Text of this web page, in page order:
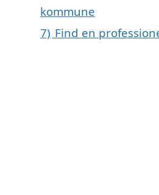
kommune
7) Find en